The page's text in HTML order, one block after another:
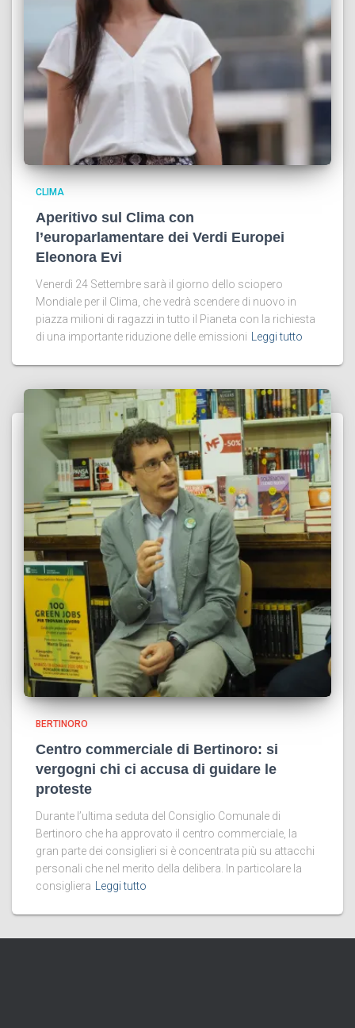
CLIMA
Aperitivo sul Clima con
l’europarlamentare dei Verdi Europei
Eleonora Evi
Venerdì 24 Settembre sarà il giorno dello sciopero
Mondiale per il Clima, che vedrà scendere di nuovo in
piazza milioni di ragazzi in tutto il Pianeta con la richiesta
di una importante riduzione delle emissioni
Leggi tutto
BERTINORO
Centro commerciale di Bertinoro: si
vergogni chi ci accusa di guidare le
proteste
Durante l’ultima seduta del Consiglio Comunale di
Bertinoro che ha approvato il centro commerciale, la
gran parte dei consiglieri si è concentrata più su attacchi
personali che nel merito della delibera. In particolare la
consigliera
Leggi tutto